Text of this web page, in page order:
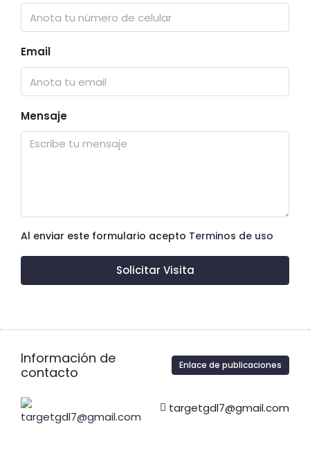
Email
Mensaje
Al enviar este formulario acepto Terminos de uso
Solicitar Visita
Información de
contacto
Enlace de publicaciones
targetgdl7@gmail.com